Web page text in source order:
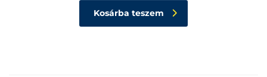
Kosárba teszem